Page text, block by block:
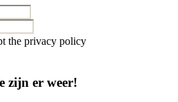
the privacy policy
zijn er weer!